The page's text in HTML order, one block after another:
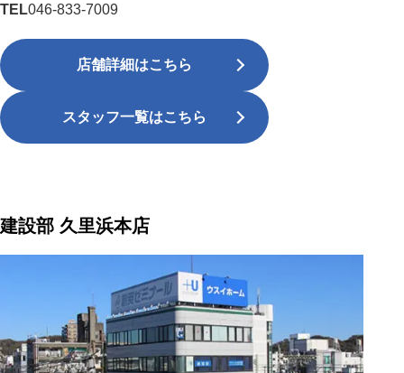
TEL046-833-7009
店舗詳細はこちら
スタッフ一覧はこちら
建設部 久里浜本店